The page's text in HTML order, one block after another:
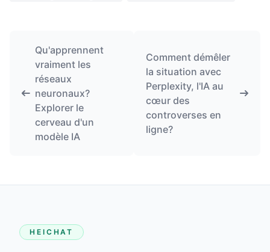
Qu'apprennent
vraiment les
réseaux
neuronaux?
Explorer le
cerveau d'un
modèle IA
Comment démêler
la situation avec
Perplexity, l'IA au
cœur des
controverses en
ligne?
HEICHAT